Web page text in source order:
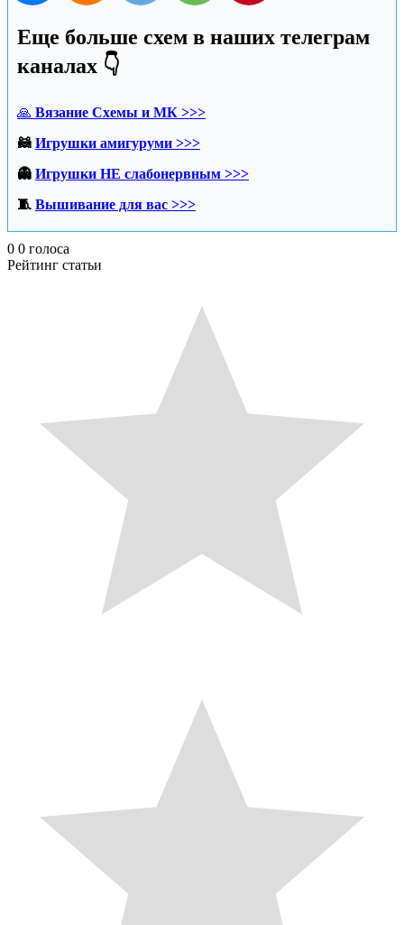
Еще больше схем в наших телеграм
каналах 👇
🙏 Вязание Схемы и МК >>>
🦝 Игрушки амигуруми >>>
👻 Игрушки НЕ слабонервным >>>
🧵 Вышивание для вас >>>
0 0 голоса
Рейтинг статьи